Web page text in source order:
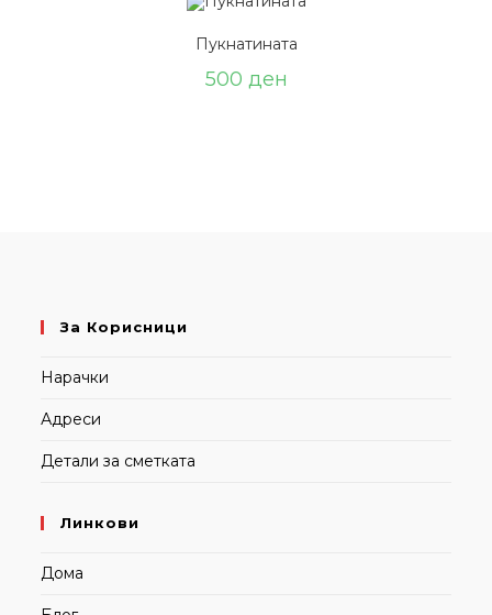
Пукнатината
500 ден
За Корисници
Нарачки
Адреси
Детали за сметката
Линкови
Дома